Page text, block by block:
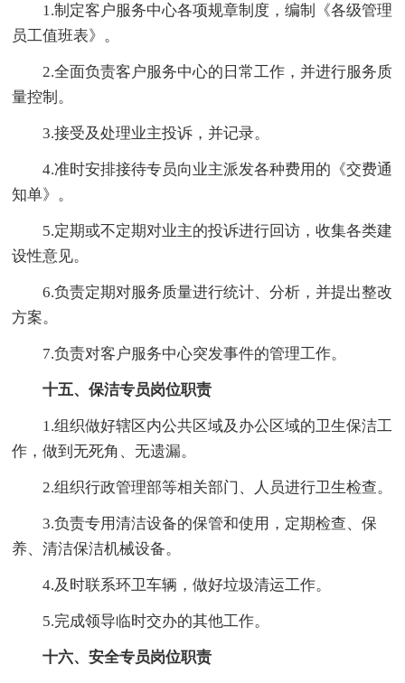
1.制定客户服务中心各项规章制度，编制《各级管理
员工值班表》。
2.全面负责客户服务中心的日常工作，并进行服务质
量控制。
3.接受及处理业主投诉，并记录。
4.准时安排接待专员向业主派发各种费用的《交费通
知单》。
5.定期或不定期对业主的投诉进行回访，收集各类建
设性意见。
6.负责定期对服务质量进行统计、分析，并提出整改
方案。
7.负责对客户服务中心突发事件的管理工作。
十五、保洁专员岗位职责
1.组织做好辖区内公共区域及办公区域的卫生保洁工
作，做到无死角、无遗漏。
2.组织行政管理部等相关部门、人员进行卫生检查。
3.负责专用清洁设备的保管和使用，定期检查、保
养、清洁保洁机械设备。
4.及时联系环卫车辆，做好垃圾清运工作。
5.完成领导临时交办的其他工作。
十六、安全专员岗位职责